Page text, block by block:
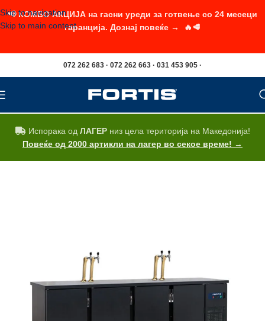
Skip to navigation
Skip to main content
072 262 683 · 072 262 663 · 031 453 905 ·
Испорака од ЛАГЕРниз цела територија на Македонија!
Повеќе од 2000 артикли на лагер во секое време! →
📢 КОМБО АКЦИЈА на гасни уреди за готвење со 24 месеци
гаранција. Дознај повеќе → 🔥🥩